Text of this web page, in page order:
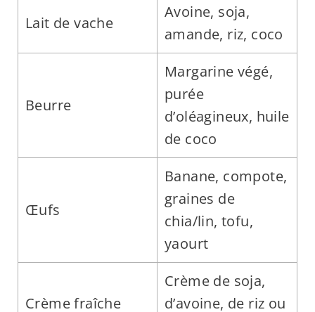
Lait de vache
Avoine, soja,
amande, riz, coco
Beurre
Margarine végé,
purée
d’oléagineux, huile
de coco
Œufs
Banane, compote,
graines de
chia/lin, tofu,
yaourt
Crème fraîche
Crème de soja,
d’avoine, de riz ou